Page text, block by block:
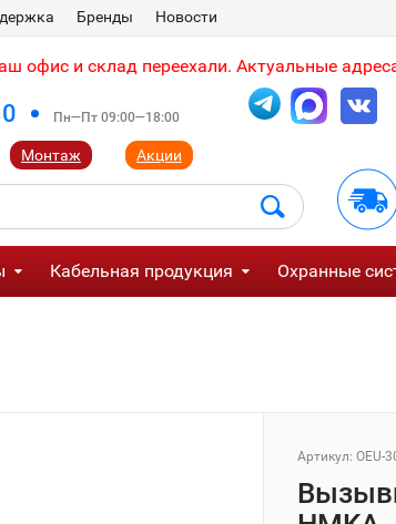
Бренды Новости
офис и склад переехали. Актуальные
Пн—Пт 09:00—18:00
Монтаж Акции
Кабельная продукция Охранные
Артикул: OEU-